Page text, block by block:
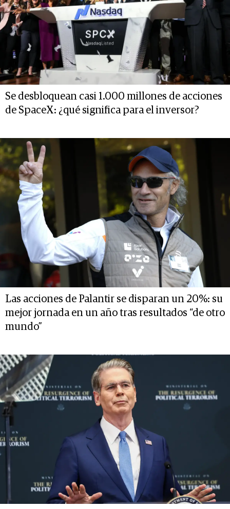
Se desbloquean casi 1.000 millones de acciones
de SpaceX: ¿qué significa para el inversor?
Las acciones de Palantir se disparan un 20%: su
mejor jornada en un año tras resultados “de otro
mundo”